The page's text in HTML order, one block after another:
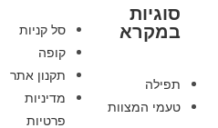
סוגיות
במקרא
תפילה
טעמי המצוות
סל קניות
קופה
תקנון אתר
מדיניות
פרטיות